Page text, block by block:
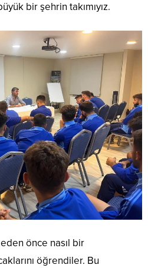
bir şehrin takımıyız.
önce nasıl bir
öğrendiler. Bu